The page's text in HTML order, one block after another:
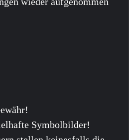
Symbolbilder!